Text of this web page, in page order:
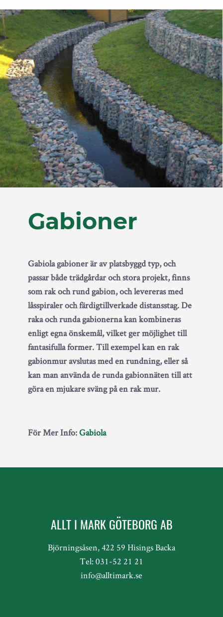
Gabioner
Gabiola gabioner är av platsbyggd typ, och
passar både trädgårdar och stora projekt, finns
som rak och rund gabion, och levereras med
låsspiraler och färdigtillverkade distansstag. De
raka och runda gabionerna kan kombineras
enligt egna önskemål, vilket ger möjlighet till
fantasifulla former. Till exempel kan en rak
gabionmur avslutas med en rundning, eller så
kan man använda de runda gabionnäten till att
göra en mjukare sväng på en rak mur.
För Mer Info:Gabiola
ALLT I MARK GÖTEBORG AB
Björningsåsen, 422 59 Hisings Backa
Tel: 031-52 21 21
info@alltimark.se